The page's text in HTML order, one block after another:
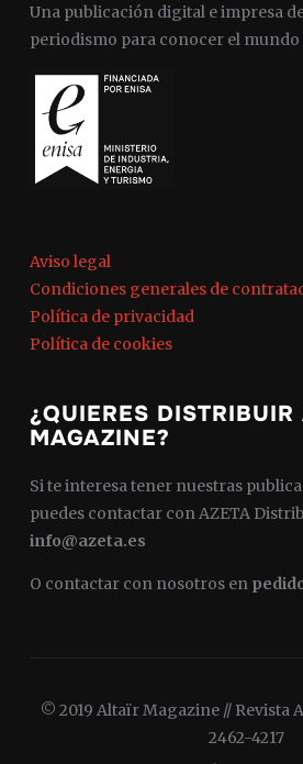
Una publicación digital e impresa
periodismo para conocer el mundo
Aviso legal
Condiciones generales de
Política de privacidad
Política de cookies
¿QUIERES DISTRIBUIR
MAGAZINE?
Si te interesa tener nuestras
puedes contactar con AZETA
info@azeta.es
O contactar con nosotros en
© 2019 Altaïr Magazine // Revista
2462-4217